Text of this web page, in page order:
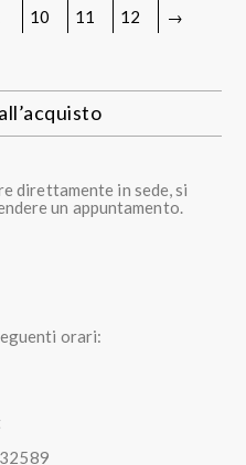
10 11 12 →
direttamente in sede, si
un appuntamento.
orari: